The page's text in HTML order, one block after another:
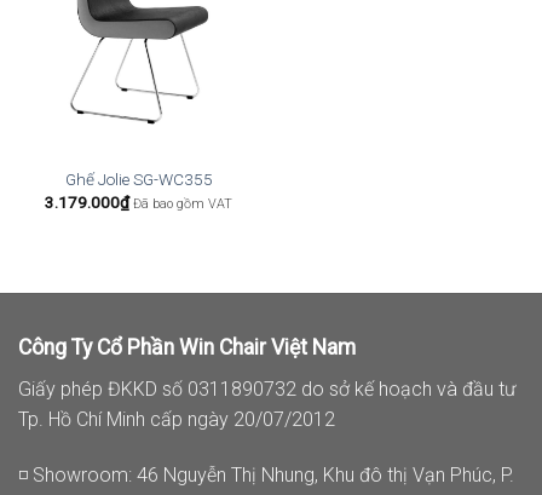
Ghế Jolie SG-WC355
3.179.000₫ Đã bao gồm VAT
Công Ty Cổ Phần Win Chair Việt Nam
Giấy phép ĐKKD số 0311890732 do sở kế hoạch và đầu tư
Tp. Hồ Chí Minh cấp ngày 20/07/2012
◽ Showroom: 46 Nguyễn Thị Nhung, Khu đô thị Vạn Phúc, P.